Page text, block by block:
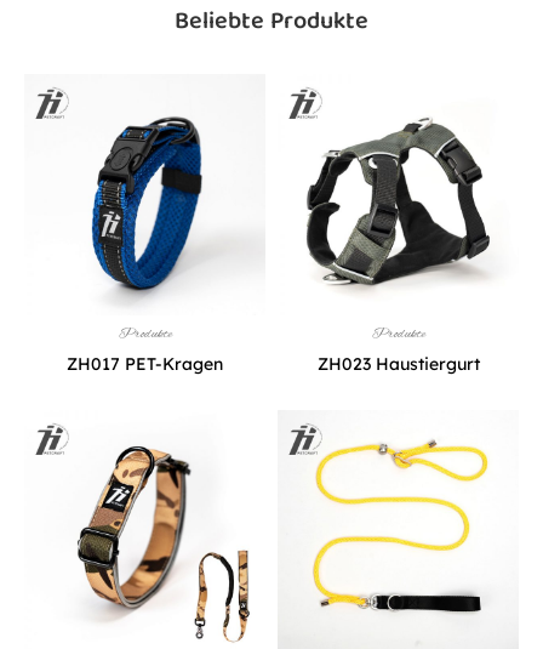
Beliebte Produkte
Produkte
ZH017 PET-Kragen
Produkte
ZH023 Haustiergurt